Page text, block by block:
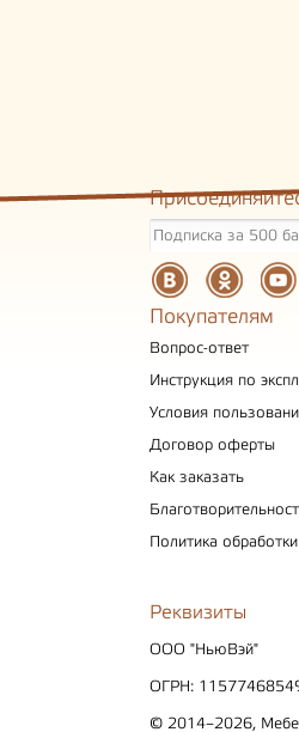
Покупателям
Вопрос-ответ
Инструкция по
Условия
Договор оферты
Как заказать
Политика
Реквизиты
ООО "НьюВэй"
ОГРН:
© 2014–2026,